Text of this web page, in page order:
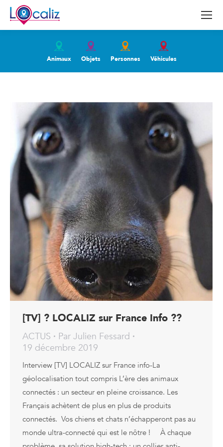
Animaux Objets Personnes Véhicules
[TV] ? LOCALIZ sur France Info ??
ACTUS Par Julien Fessard
19 décembre 2019
Interview [TV] LOCALIZ sur France info-La
géolocalisation tout compris L’ère des animaux
connectés : un secteur en pleine croissance. Les
Français achètent de plus en plus de produits
connectés. Vos chiens et chats n’échapperont pas au
monde ultra-connecté qui est le nôtre ! À chaque